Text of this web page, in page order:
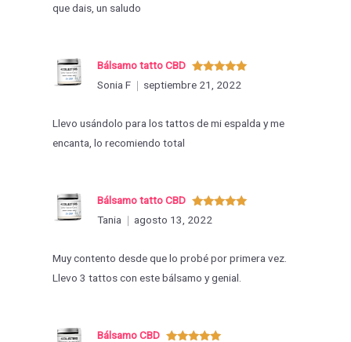
que dais, un saludo
Valorado
con 5de 5
Bálsamo tatto CBD
Sonia F
septiembre 21, 2022
Llevo usándolo para los tattos de mi espalda y me
encanta, lo recomiendo total
Valorado
con
Bálsamo tatto CBD
Tania
agosto 13, 2022
Muy contento desde que lo probé por primera vez.
Llevo 3 tattos con este bálsamo y genial.
Bálsamo CBD